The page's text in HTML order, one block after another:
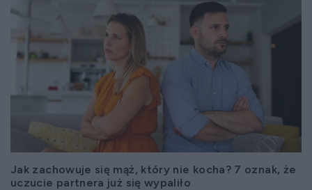
Jak zachowuje się mąż, który nie kocha? 7 oznak, że
uczucie partnera już się wypaliło